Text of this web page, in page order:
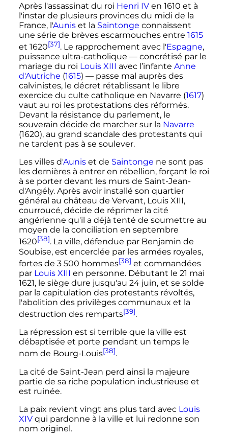
Après l'assassinat du roi Henri IVen 1610 et à
l'instar de plusieurs provinces du midi de la
France, l'Auniset la Saintonge connaissent
une série de brèves escarmouches entre 1615
et 1620[37]. Le rapprochement avec l'Espagne,
puissance ultra-catholique — concrétisé par le
mariage du roi Louis XIII avec l’infante Anne
d'Autriche (1615) —passe mal auprès des
calvinistes, le décret rétablissant le libre
exercice du culte catholique en Navarre (1617)
vaut au roi les protestations des réformés.
Devant la résistance du parlement, le
souverain décide de marcher sur la Navarre
(1620), au grand scandale des protestants qui
ne tardent pas à se soulever.
Les villes d'Auniset de Saintonge ne sont pas
les dernières à entrer en rébellion, forçant le roi
à se porter devant les murs de Saint-Jean-
d'Angély. Après avoir installé son quartier
général au château de Vervant, Louis XIII,
courroucé, décide de réprimer la cité
angérienne qu'il a déjà tenté de soumettre au
moyen de la conciliation en septembre
1620[38]. La ville, défendue par Benjamin de
Soubise, est encerclée par les armées royales,
fortes de 3 500 hommes[38] et commandées
par Louis XIII en personne. Débutant le 21 mai
1621, le siège dure jusqu'au 24 juin, et se solde
par la capitulation des protestants révoltés,
l'abolition des privilèges communaux et la
destruction des remparts[39].
La répression est si terrible que la ville est
débaptisée et porte pendant un temps le
nom de Bourg-Louis[38].
La cité de Saint-Jean perd ainsi la majeure
partie de sa riche population industrieuse et
est ruinée.
La paix revient vingt ans plus tard avec Louis
XIVqui pardonne à la ville et lui redonne son
nom originel.